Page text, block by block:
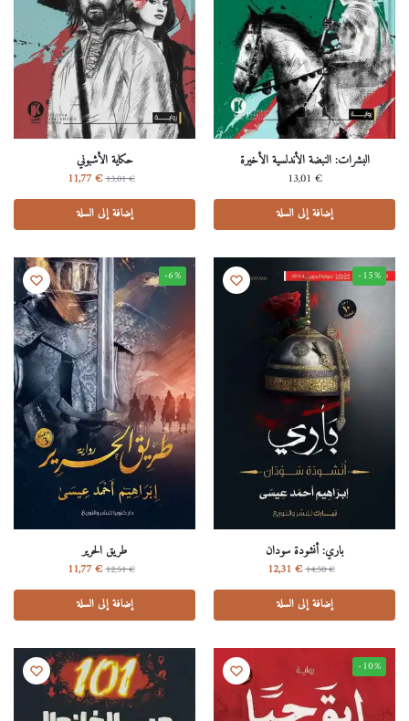
البشرات: النبضة الأندلسية الأخيرة
13,01 €
إضافة إلى السلة
حكاية اﻷشبوني
13,01€
11,77€
إضافة إلى السلة
-15%
باري: أنشودة سودان
14,50€
12,31 €
إضافة إلى السلة
-6%
طريق الحرير
12,51€
11,77€
إضافة إلى السلة
-10%